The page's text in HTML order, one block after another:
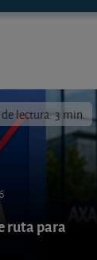
lectura: 3 min.
ruta para